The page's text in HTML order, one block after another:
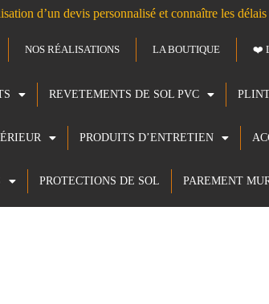
d’un devis personnalisé et connaître les
NOS RÉALISATIONS LA BOUTIQUE ❤️
REVETEMENTS DE SOL PVC
PRODUITS D’ENTRETIEN
PROTECTIONS DE SOL PAREMENT